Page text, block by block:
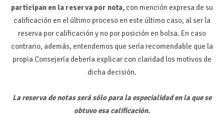
participan en la reserva por nota, con mención expresa de su
calificación en el último proceso en este último caso, al ser la
reserva por calificación y no por posición en bolsa. En caso
contrario, además, entendemos que sería recomendable que la
propia Consejería debería explicar con claridad los motivos de
dicha decisión.
La reserva de notas será sólo para la especialidad en la que se
obtuvo esa calificación.